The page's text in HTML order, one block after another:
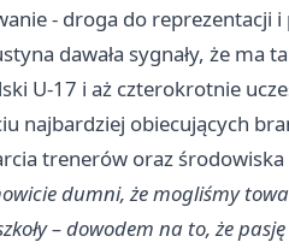
- droga do reprezentacji
dawała sygnały, że ma
U-17 i aż czterokrotnie
najbardziej obiecujących
trenerów oraz środowiska
dumni, że mogliśmy
– dowodem na to, że